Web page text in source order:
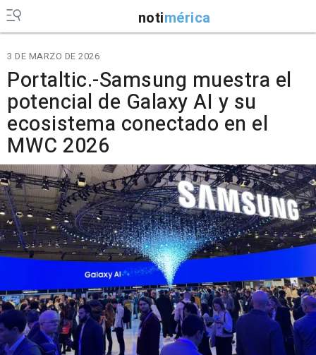
notimérica
3 DE MARZO DE 2026
Portaltic.-Samsung muestra el
potencial de Galaxy AI y su
ecosistema conectado en el
MWC 2026